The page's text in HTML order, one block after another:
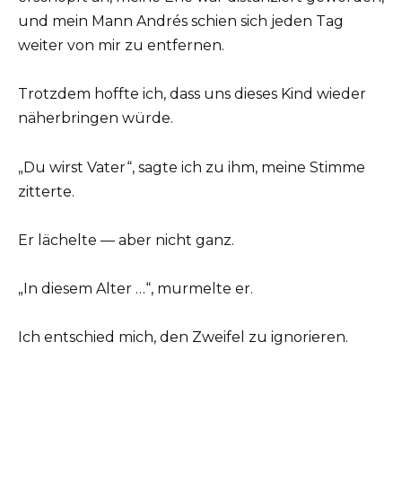
und mein Mann Andrés schien sich jeden Tag
weiter von mir zu entfernen.
Trotzdem hoffte ich, dass uns dieses Kind wieder
näherbringen würde.
„Du wirst Vater“, sagte ich zu ihm, meine Stimme
zitterte.
Er lächelte — aber nicht ganz.
„In diesem Alter …“, murmelte er.
Ich entschied mich, den Zweifel zu ignorieren.